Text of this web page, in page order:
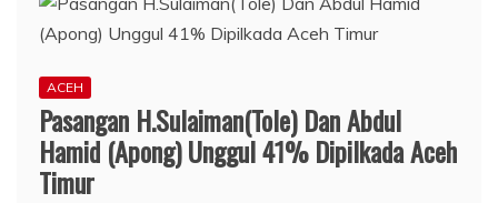
ACEH
Pasangan H.Sulaiman(Tole) Dan Abdul
Hamid (Apong) Unggul 41% Dipilkada Aceh
Timur